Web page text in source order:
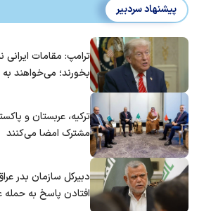
پیشنهاد سردبیر
ترامپ: مقامات
بخورند؛ می‌خواهند به
ترکیه، عربستان و
مشترک امضا می‌کنند
دبیرکل سازمان بدر
افتادن پاسخ به حمله